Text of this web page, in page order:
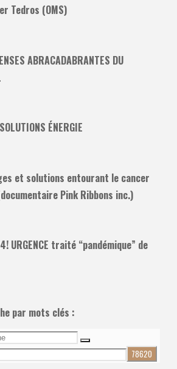
Tedros (OMS)
ABRACADABRANTES DU
ÉNERGIE
et solutions entourant le cancer
Pink Ribbons inc.)
URGENCE traité “pandémique” de
par mots clés :
Recherche